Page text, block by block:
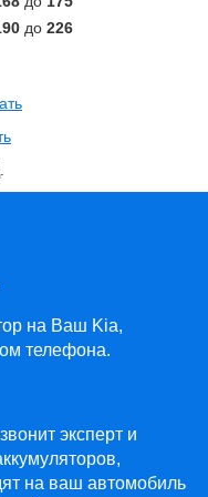
до 226
на Ваш Kia,
телефона.
эксперт и
на ваш автомобиль